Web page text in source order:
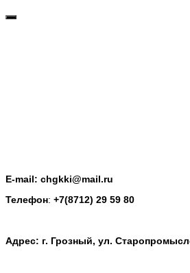
E-mail: chgkki@mail.ru
Телефон: +7(8712) 29 59 80
Адрес: г. Грозный, ул.